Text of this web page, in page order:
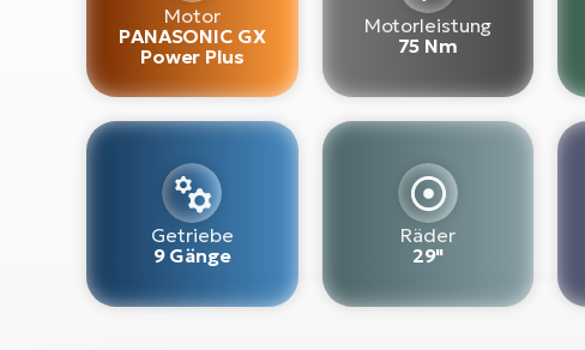
Motor
PANASONIC GX
Power Plus
Motorleistung
75 Nm
Getriebe
9 Gänge
Räder
29"